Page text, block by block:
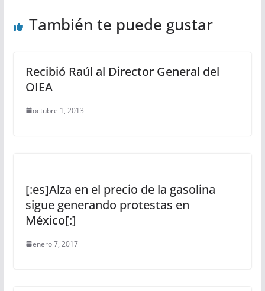
También te puede gustar
Recibió Raúl al Director General del
OIEA
octubre 1, 2013
[:es]Alza en el precio de la gasolina
sigue generando protestas en
México[:]
enero 7, 2017